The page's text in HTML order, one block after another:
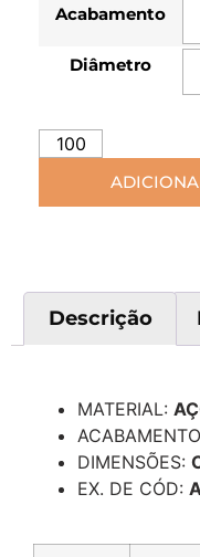
Acabamento
Diâmetro
Descrição
MATERIAL:
DIMENSÕES:
EX. DE CÓD: